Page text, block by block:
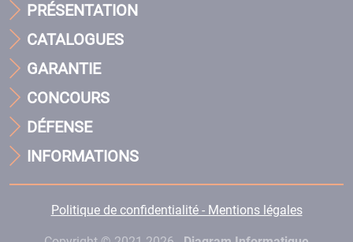
PRÉSENTATION
CATALOGUES
GARANTIE
CONCOURS
DÉFENSE
INFORMATIONS
Politique de confidentialité - Mentions légales